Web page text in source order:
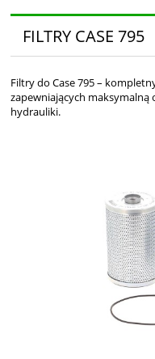
FILTRY CASE 795
Filtry do Case 795 –
zapewniających maksymalną
hydrauliki.